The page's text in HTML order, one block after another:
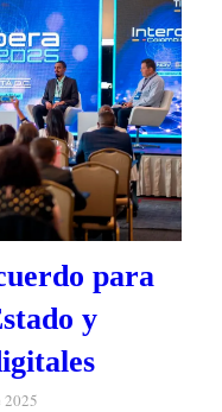
para
y
2025